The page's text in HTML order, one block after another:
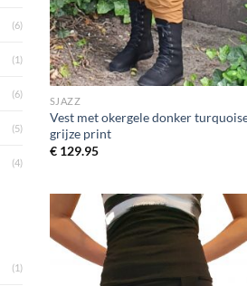
(6)
(1)
(6)
(5)
(4)
(1)
SJAZZ
Vest met okergele donker
grijze print
€129.95
aan